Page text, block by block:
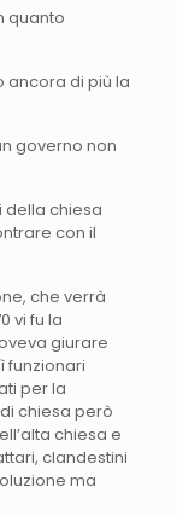
quanto
di più la
governo non
della chiesa
con il
che verrà
vi fu la
giurare
funzionari
per la
chiesa però
chiesa e
clandestini
ma